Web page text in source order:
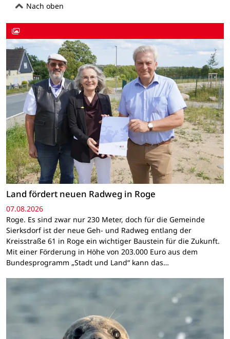
Nach oben
Land fördert neuen Radweg in Roge
07.08.2026
Roge. Es sind zwar nur 230 Meter, doch für die Gemeinde
Sierksdorf ist der neue Geh- und Radweg entlang der
Kreisstraße 61 in Roge ein wichtiger Baustein für die Zukunft.
Mit einer Förderung in Höhe von 203.000 Euro aus dem
Bundesprogramm „Stadt und Land“ kann das…